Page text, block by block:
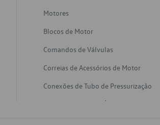
Motores
Blocos de Motor
Comandos de Válvulas
Correias de Acessórios de Motor
Conexões de Tubo de Pressurização
Varetas de Nivel de Óleo